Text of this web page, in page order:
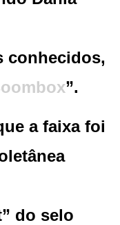
conhecidos,
”.
a faixa foi
do selo